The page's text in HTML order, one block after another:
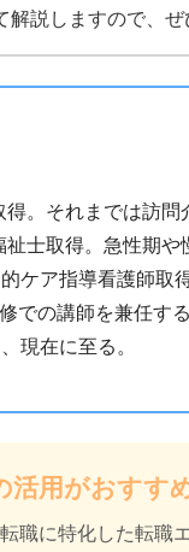
解説しますので、ぜ
得。それまでは訪
士取得。急性期や
ケア指導看護師取
での講師を兼任す
現在に至る。
用がおすす
職に特化した転職